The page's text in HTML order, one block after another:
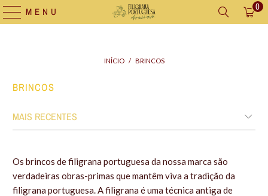
MENU 0
INÍCIO / BRINCOS
BRINCOS
Os brincos de filigrana portuguesa da nossa marca são
verdadeiras obras-primas que mantêm viva a tradição da
filigrana portuguesa. A filigrana é uma técnica antiga de